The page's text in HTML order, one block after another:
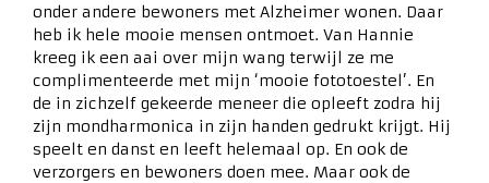
onder andere bewoners met Alzheimer wonen. Daar
heb ik hele mooie mensen ontmoet. Van Hannie
kreeg ik een aai over mijn wang terwijl ze me
complimenteerde met mijn ‘mooie fototoestel’. En
de in zichzelf gekeerde meneer die opleeft zodra hij
zijn mondharmonica in zijn handen gedrukt krijgt. Hij
speelt en danst en leeft helemaal op. En ook de
verzorgers en bewoners doen mee. Maar ook de